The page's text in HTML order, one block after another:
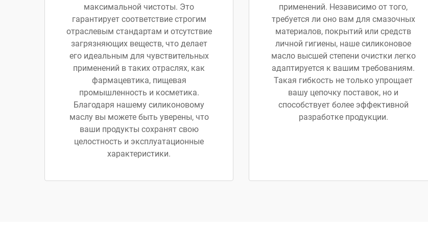
максимальной чистоты. Это
гарантирует соответствие строгим
отраслевым стандартам и отсутствие
загрязняющих веществ, что делает
его идеальным для чувствительных
применений в таких отраслях, как
фармацевтика, пищевая
промышленность и косметика.
Благодаря нашему силиконовому
маслу вы можете быть уверены, что
ваши продукты сохранят свою
целостность и эксплуатационные
характеристики.
применений. Независимо от того,
требуется ли оно вам для смазочных
материалов, покрытий или средств
личной гигиены, наше силиконовое
масло высшей степени очистки легко
адаптируется к вашим требованиям.
Такая гибкость не только упрощает
вашу цепочку поставок, но и
способствует более эффективной
разработке продукции.